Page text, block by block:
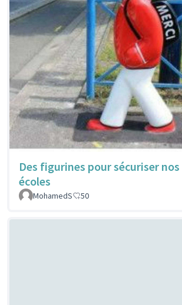
Des figurines pour sécuriser nos
écoles
MohamedS 50